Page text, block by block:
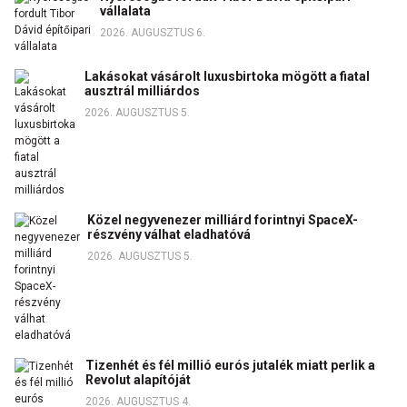
vállalata
2026. AUGUSZTUS 6.
Lakásokat vásárolt luxusbirtoka mögött a fiatal
ausztrál milliárdos
2026. AUGUSZTUS 5.
Közel negyvenezer milliárd forintnyi SpaceX-
részvény válhat eladhatóvá
2026. AUGUSZTUS 5.
Tizenhét és fél millió eurós jutalék miatt perlik a
Revolut alapítóját
2026. AUGUSZTUS 4.